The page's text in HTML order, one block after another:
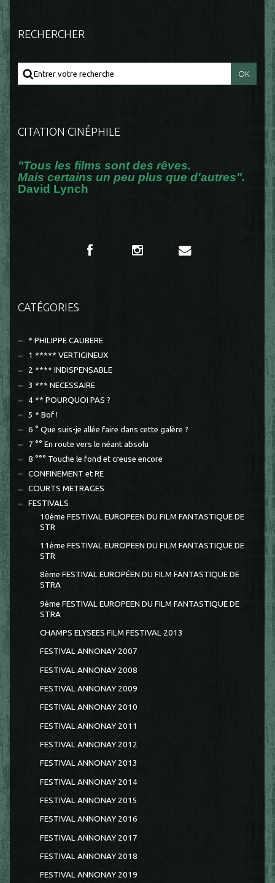
RECHERCHER
CITATION CINÉPHILE
"Tous les films sont des rêves.
Mais certains un peu plus que d'autres".
David Lynch
CATÉGORIES
* PHILIPPE CAUBERE
1 ***** VERTIGINEUX
2 **** INDISPENSABLE
3 *** NECESSAIRE
4 ** POURQUOI PAS ?
5 * Bof !
6 ° Que suis-je allée faire dans cette galère ?
7 °° En route vers le néant absolu
8 °°° Touche le fond et creuse encore
CONFINEMENT et RE
COURTS METRAGES
FESTIVALS
10ème FESTIVAL EUROPEEN DU FILM FANTASTIQUE DE
STR
11ème FESTIVAL EUROPEEN DU FILM FANTASTIQUE DE
STR
8ème FESTIVAL EUROPÉEN DU FILM FANTASTIQUE DE
STRA
9ème FESTIVAL EUROPEEN DU FILM FANTASTIQUE DE
STRA
CHAMPS ELYSEES FILM FESTIVAL 2013
FESTIVAL ANNONAY 2007
FESTIVAL ANNONAY 2008
FESTIVAL ANNONAY 2009
FESTIVAL ANNONAY 2010
FESTIVAL ANNONAY 2011
FESTIVAL ANNONAY 2012
FESTIVAL ANNONAY 2013
FESTIVAL ANNONAY 2014
FESTIVAL ANNONAY 2015
FESTIVAL ANNONAY 2016
FESTIVAL ANNONAY 2017
FESTIVAL ANNONAY 2018
FESTIVAL ANNONAY 2019